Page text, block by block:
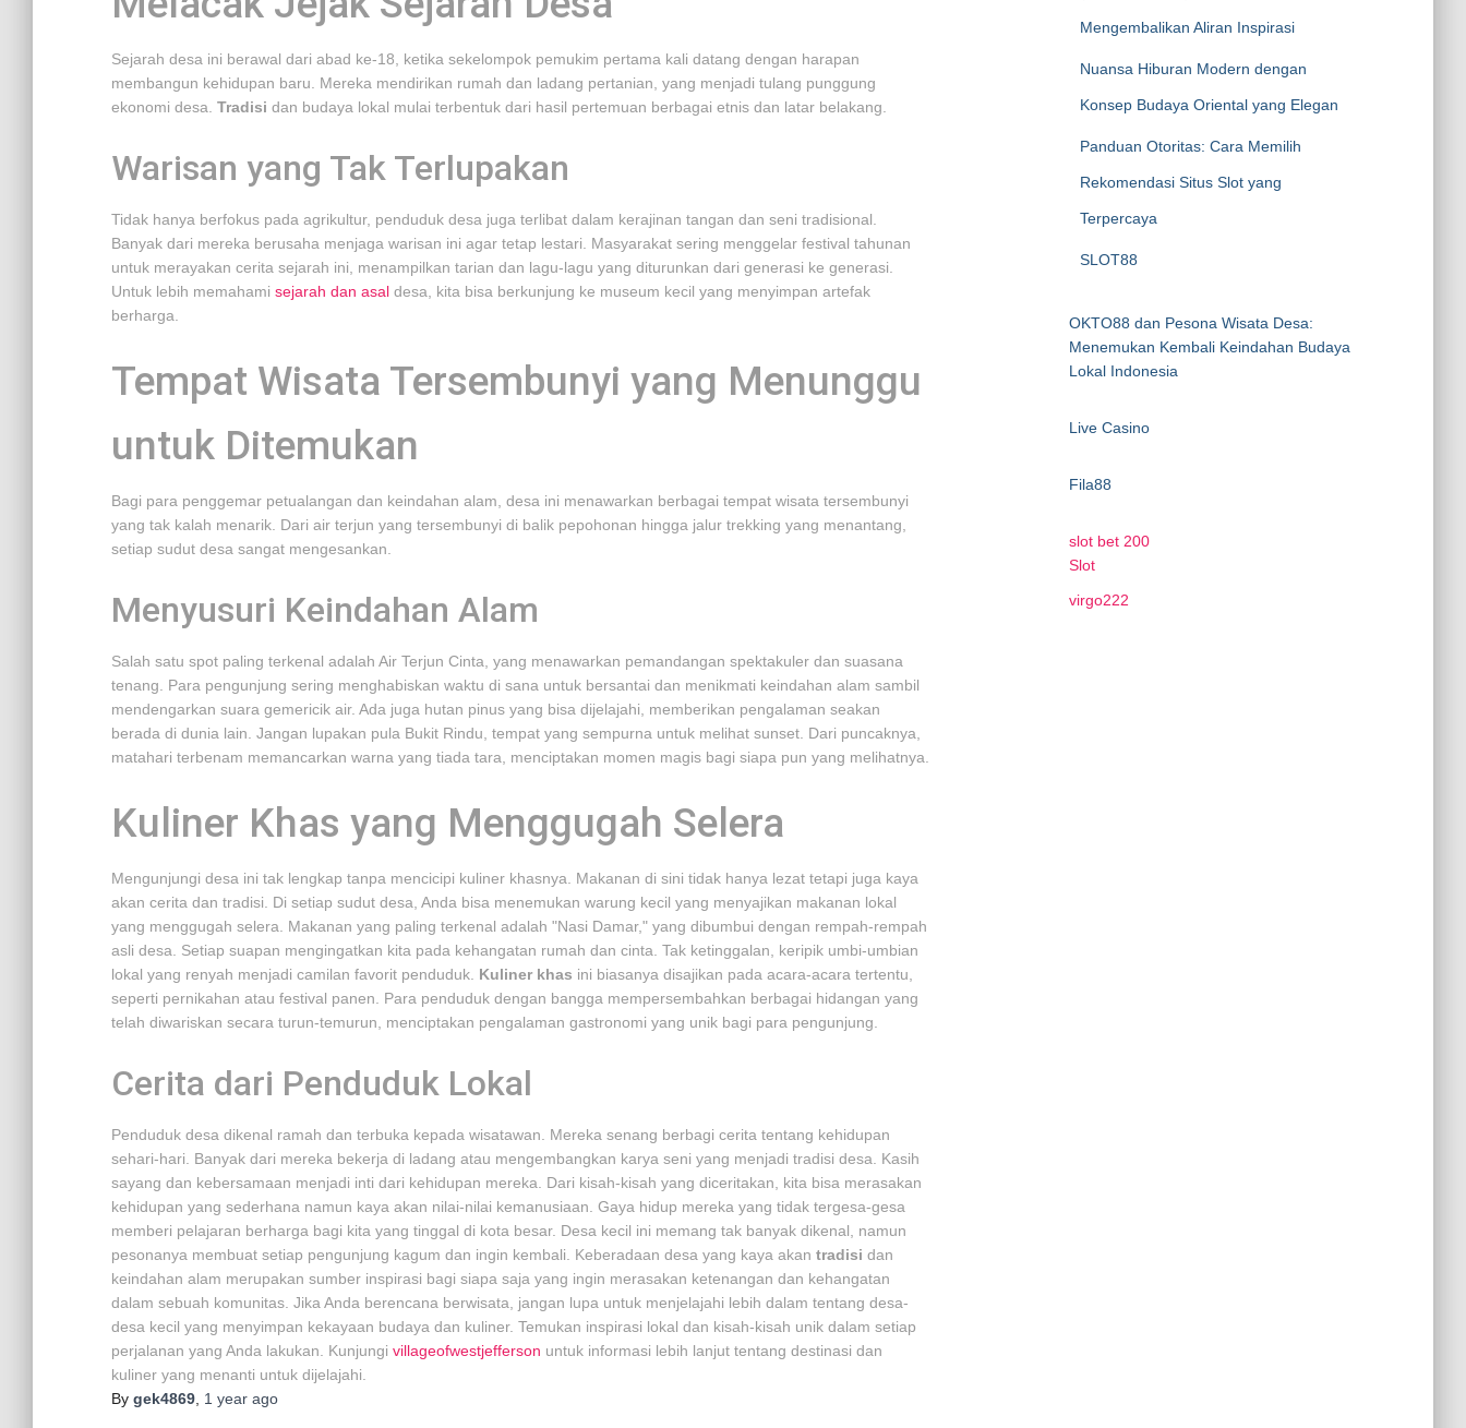
Sejarah desa ini berawal dari abad ke-18, ketika sekelompok pemukim pertama kali datang dengan harapan
membangun kehidupan baru. Mereka mendirikan rumah dan ladang pertanian, yang menjadi tulang punggung
ekonomi desa. Tradisi dan budaya lokal mulai terbentuk dari hasil pertemuan berbagai etnis dan latar belakang.
Warisan yang Tak Terlupakan
Tidak hanya berfokus pada agrikultur, penduduk desa juga terlibat dalam kerajinan tangan dan seni tradisional.
Banyak dari mereka berusaha menjaga warisan ini agar tetap lestari. Masyarakat sering menggelar festival tahunan
untuk merayakan cerita sejarah ini, menampilkan tarian dan lagu-lagu yang diturunkan dari generasi ke generasi.
Untuk lebih memahami sejarah dan asal desa, kita bisa berkunjung ke museum kecil yang menyimpan artefak
berharga.
Tempat Wisata Tersembunyi yang Menunggu
untuk Ditemukan
Bagi para penggemar petualangan dan keindahan alam, desa ini menawarkan berbagai tempat wisata tersembunyi
yang tak kalah menarik. Dari air terjun yang tersembunyi di balik pepohonan hingga jalur trekking yang menantang,
setiap sudut desa sangat mengesankan.
Menyusuri Keindahan Alam
Salah satu spot paling terkenal adalah Air Terjun Cinta, yang menawarkan pemandangan spektakuler dan suasana
tenang. Para pengunjung sering menghabiskan waktu di sana untuk bersantai dan menikmati keindahan alam sambil
mendengarkan suara gemericik air. Ada juga hutan pinus yang bisa dijelajahi, memberikan pengalaman seakan
berada di dunia lain. Jangan lupakan pula Bukit Rindu, tempat yang sempurna untuk melihat sunset. Dari puncaknya,
matahari terbenam memancarkan warna yang tiada tara, menciptakan momen magis bagi siapa pun yang melihatnya.
Kuliner Khas yang Menggugah Selera
Mengunjungi desa ini tak lengkap tanpa mencicipi kuliner khasnya. Makanan di sini tidak hanya lezat tetapi juga kaya
akan cerita dan tradisi. Di setiap sudut desa, Anda bisa menemukan warung kecil yang menyajikan makanan lokal
yang menggugah selera. Makanan yang paling terkenal adalah "Nasi Damar," yang dibumbui dengan rempah-rempah
asli desa. Setiap suapan mengingatkan kita pada kehangatan rumah dan cinta. Tak ketinggalan, keripik umbi-umbian
lokal yang renyah menjadi camilan favorit penduduk. Kuliner khas ini biasanya disajikan pada acara-acara tertentu,
seperti pernikahan atau festival panen. Para penduduk dengan bangga mempersembahkan berbagai hidangan yang
telah diwariskan secara turun-temurun, menciptakan pengalaman gastronomi yang unik bagi para pengunjung.
Cerita dari Penduduk Lokal
Penduduk desa dikenal ramah dan terbuka kepada wisatawan. Mereka senang berbagi cerita tentang kehidupan
sehari-hari. Banyak dari mereka bekerja di ladang atau mengembangkan karya seni yang menjadi tradisi desa. Kasih
sayang dan kebersamaan menjadi inti dari kehidupan mereka. Dari kisah-kisah yang diceritakan, kita bisa merasakan
kehidupan yang sederhana namun kaya akan nilai-nilai kemanusiaan. Gaya hidup mereka yang tidak tergesa-gesa
memberi pelajaran berharga bagi kita yang tinggal di kota besar. Desa kecil ini memang tak banyak dikenal, namun
pesonanya membuat setiap pengunjung kagum dan ingin kembali. Keberadaan desa yang kaya akan tradisi dan
keindahan alam merupakan sumber inspirasi bagi siapa saja yang ingin merasakan ketenangan dan kehangatan
dalam sebuah komunitas. Jika Anda berencana berwisata, jangan lupa untuk menjelajahi lebih dalam tentang desa-
desa kecil yang menyimpan kekayaan budaya dan kuliner. Temukan inspirasi lokal dan kisah-kisah unik dalam setiap
perjalanan yang Anda lakukan. Kunjungi villageofwestjefferson untuk informasi lebih lanjut tentang destinasi dan
kuliner yang menanti untuk dijelajahi.
By gek4869 1 year ago
Mengembalikan Aliran Inspirasi
Nuansa Hiburan Modern dengan
Konsep Budaya Oriental yang Elegan
Panduan Otoritas: Cara Memilih
Rekomendasi Situs Slot yang
Terpercaya
SLOT88
OKTO88 dan Pesona Wisata Desa:
Menemukan Kembali Keindahan Budaya
Lokal Indonesia
Live Casino
Fila88
slot bet 200
Slot
virgo222